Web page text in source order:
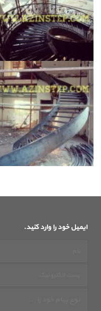
ایمیل خود را وارد کنید.